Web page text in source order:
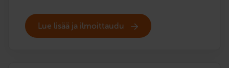
Lue lisää ja ilmoittaudu